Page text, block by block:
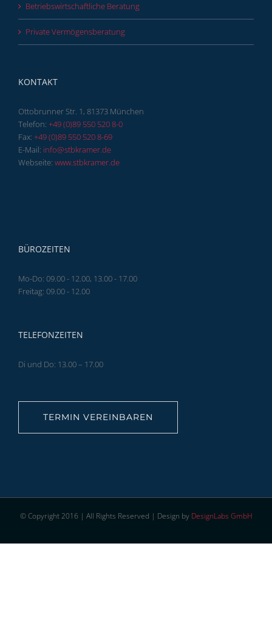
Betriebswirtschaftliche Beratung
Private Vermögensberatung
KONTAKT
Ottobrunner Str. 1, 81373 München
Telefon: +49 (0)89 550 520 8-0
Fax: +49 (0)89 550 520 8-69
E-Mail: info@stbkramer.de
Webseite: www.stbkramer.de
BÜROZEITEN
Mo-Do: 09.00 - 12.00, 13.00 - 17.00
Freitag: 09.00 - 12.00
TELEFONZEITEN
Di und Do: 13.00 – 17.00
TERMIN VEREINBAREN
© Copyright 2016 | All Rights Reserved | Design by DesignLabs GmbH